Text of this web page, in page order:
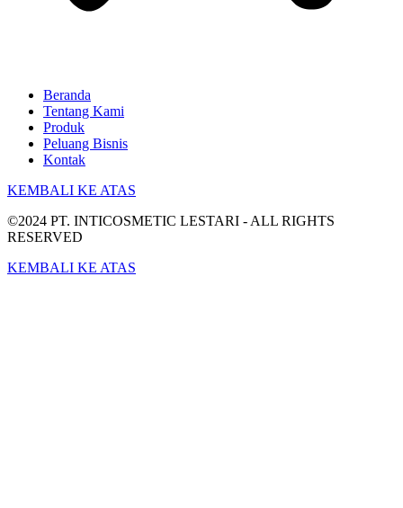
Beranda
Tentang Kami
Produk
Peluang Bisnis
Kontak
KEMBALI KE ATAS
©2024 PT. INTICOSMETIC LESTARI - ALL RIGHTS
RESERVED
KEMBALI KE ATAS